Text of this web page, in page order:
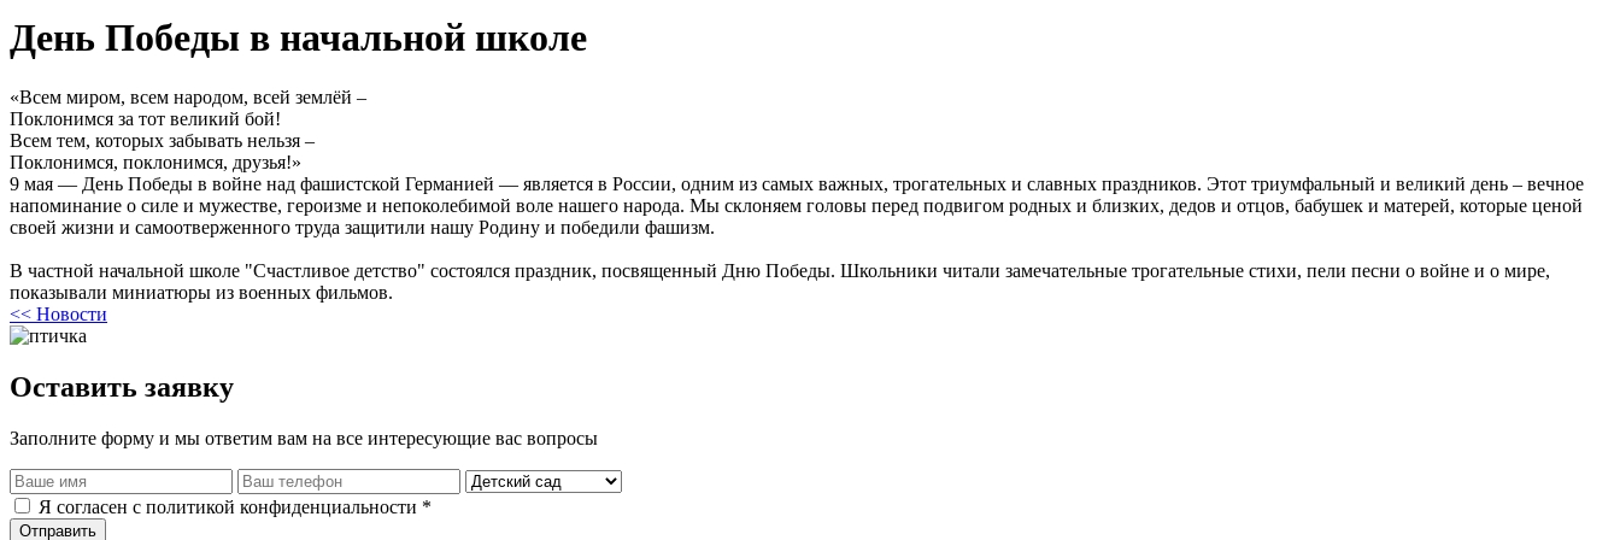
День Победы в начальной школе
«Всем миром, всем народом, всей землёй –
Поклонимся за тот великий бой!
Всем тем, которых забывать нельзя –
Поклонимся, поклонимся, друзья!»
9 мая — День Победы в войне над фашистской Германией — является в России, одним из самых важных, трогательных и славных праздников. Этот триумфальный и великий день – вечное
напоминание о силе и мужестве, героизме и непоколебимой воле нашего народа. Мы склоняем головы перед подвигом родных и близких, дедов и отцов, бабушек и матерей, которые ценой
своей жизни и самоотверженного труда защитили нашу Родину и победили фашизм.
В частной начальной школе "Счастливое детство" состоялся праздник, посвященный Дню Победы. Школьники читали замечательные трогательные стихи, пели песни о войне и о мире,
показывали миниатюры из военных фильмов.
<< Новости
Оставить заявку
Заполните форму и мы ответим вам на все интересующие вас вопросы
Я согласен с политикой конфиденциальности *
Отправить